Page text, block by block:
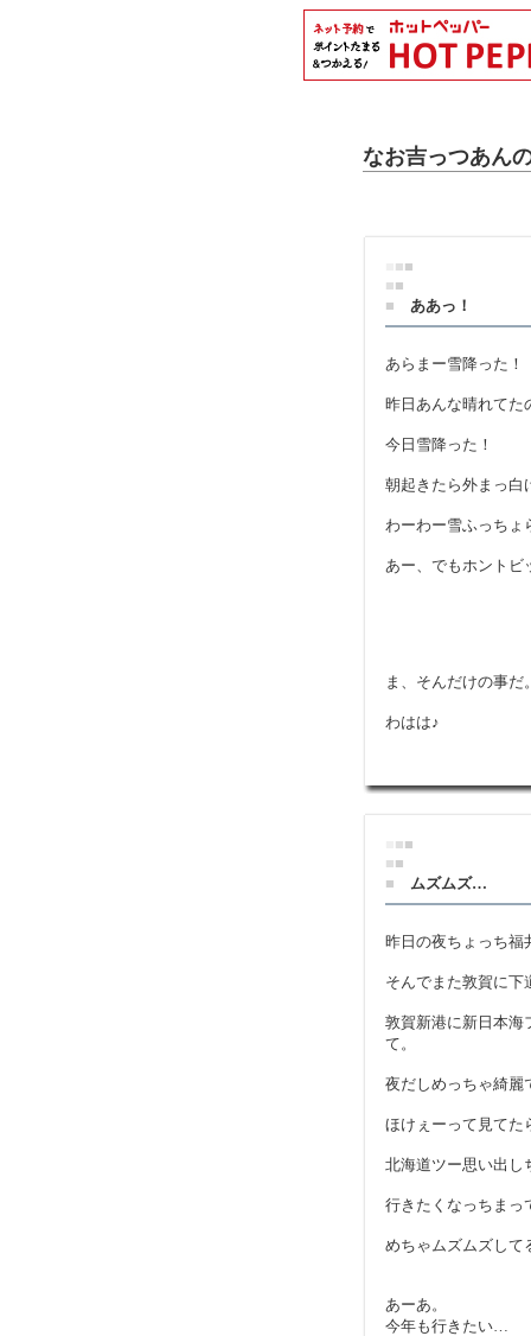
なお吉っつあん
■■
■■
■
ああっ！
あらまー雪降った！
昨日あんな晴れてた
今日雪降った！
朝起きたら外まっ白
わーわー雪ふっちょ
あー、でもホントビ
ま、そんだけの事だ
わはは♪
■■
■■
■
ムズムズ…
昨日の夜ちょっち福
そんでまた敦賀に下
敦賀新港に新日本海
て。
夜だしめっちゃ綺麗
ほけぇーって見てた
北海道ツー思い出し
行きたくなっちまっ
めちゃムズムズして
あーあ。
今年も行きたい…